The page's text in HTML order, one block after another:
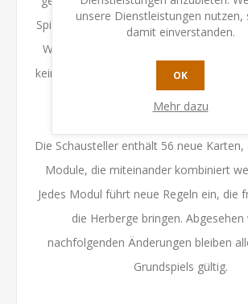
Spielern neue tödliche Hilfsmittel zur
Wolfsfalle, der Brunnen und der
keiner verlässt die Herberge unversehrt.
Die Schausteller enthält 56 neue
Module, die miteinander kombiniert
Jedes Modul führt neue Regeln ein, die
die Herberge bringen. Abgesehen
nachfolgenden Änderungen bleiben
Grundspiels gültig.
unsere Dienstleistungen nutzen,
damit einverstanden.
OK
Mehr dazu